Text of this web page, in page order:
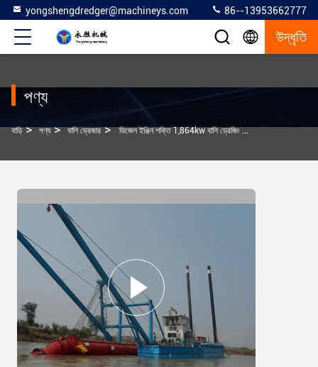
yongshengdredger@machineys.com 86--13953662777
উদ্ধৃতি
পণ্য
বাড়ি > পণ্য > বালি ড্রেজার > ডিজেল ইঞ্জিন শক্তি 1,864kw বালি ড্রেজিং মেশিন কাস্টমাইজ করুন বহুমুখী